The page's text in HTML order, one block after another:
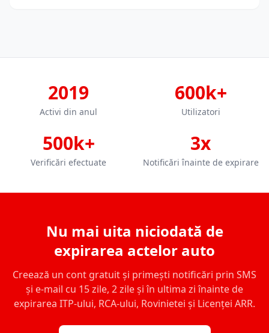
2019
Activi din anul
600k+
Utilizatori
500k+
Verificări efectuate
3x
Notificări înainte de expirare
Nu mai uita niciodată de
expirarea actelor auto
Creează un cont gratuit și primești notificări prin SMS
și e-mail cu 15 zile, 2 zile și în ultima zi înainte de
expirarea ITP-ului, RCA-ului, Rovinietei și Licenței ARR.